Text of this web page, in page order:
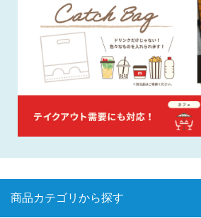
商品カテゴリから探す